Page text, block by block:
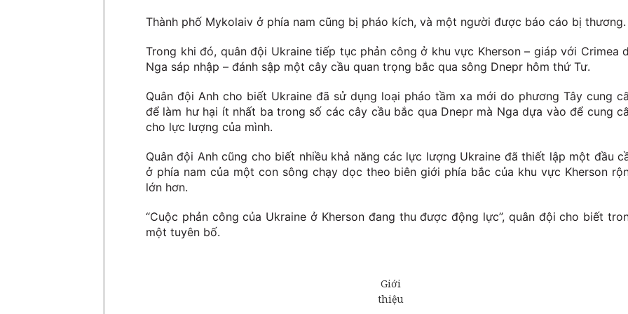
Thành phố Mykolaiv ở phía nam cũng bị pháo kích, và một người được báo cáo bị thương.
Trong khi đó, quân đội Ukraine tiếp tục phản công ở khu vực Kherson – giáp với Crimea
Nga sáp nhập – đánh sập một cây cầu quan trọng bắc qua sông Dnepr hôm thứ Tư.
Quân đội Anh cho biết Ukraine đã sử dụng loại pháo tầm xa mới do phương Tây cung
để làm hư hại ít nhất ba trong số các cây cầu bắc qua Dnepr mà Nga dựa vào để cung
cho lực lượng của mình.
Quân đội Anh cũng cho biết nhiều khả năng các lực lượng Ukraine đã thiết lập một đầu
ở phía nam của một con sông chạy dọc theo biên giới phía bắc của khu vực Kherson
lớn hơn.
“Cuộc phản công của Ukraine ở Kherson đang thu được động lực”, quân đội cho biết
một tuyên bố.